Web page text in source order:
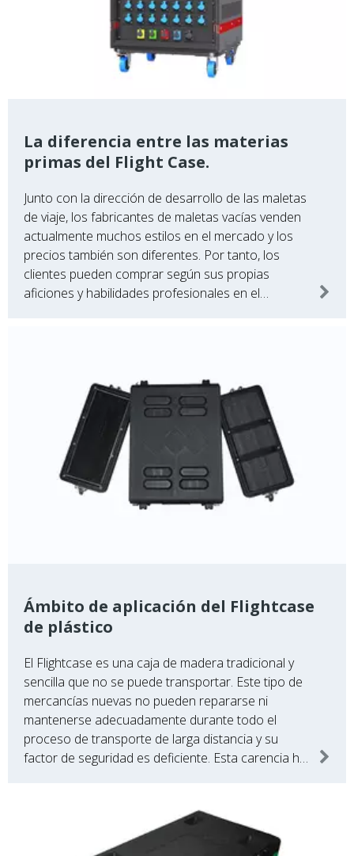
La diferencia entre las materias
primas del Flight Case.
Junto con la dirección de desarrollo de las maletas
de viaje, los fabricantes de maletas vacías venden
actualmente muchos estilos en el mercado y los
precios también son diferentes. Por tanto, los
clientes pueden comprar según sus propias
aficiones y habilidades profesionales en el
Ámbito de aplicación del Flightcase
de plástico
El Flightcase es una caja de madera tradicional y
sencilla que no se puede transportar. Este tipo de
mercancías nuevas no pueden repararse ni
mantenerse adecuadamente durante todo el
proceso de transporte de larga distancia y su
factor de seguridad es deficiente. Esta carencia ha